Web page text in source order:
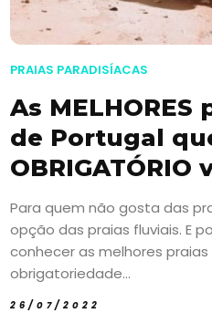
PRAIAS PARADISÍACAS
As
de Portugal
OBRIGATÓRIO
Para quem não gosta das
opção das praias fluviais. E
conhecer as melhores
obrigatoriedade...
26/07/2022